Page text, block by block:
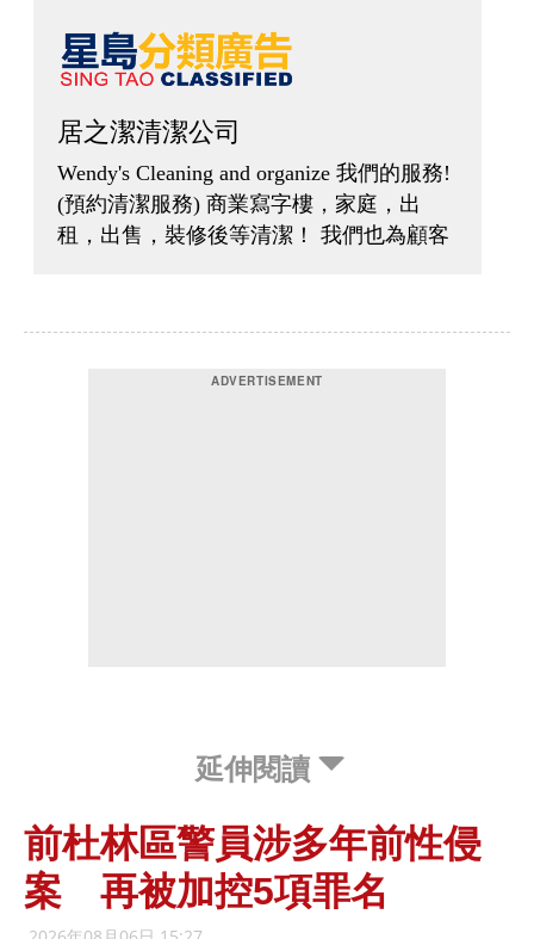
延伸閱讀
前杜林區警員涉多年前性侵
案 再被加控5項罪名